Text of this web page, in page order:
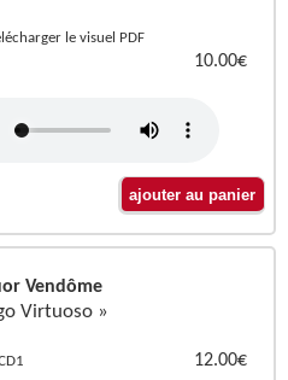
le visuel PDF
10.00€
Vendôme
Virtuoso »
12.00€